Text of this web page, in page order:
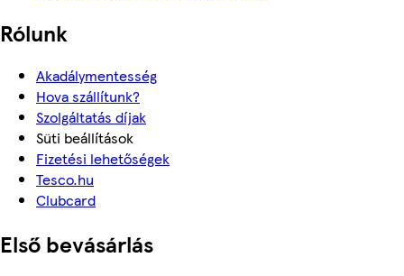
Rólunk
Akadálymentesség
Hova szállítunk?
Szolgáltatás díjak
Süti beállítások
Fizetési lehetőségek
Tesco.hu
Clubcard
Első bevásárlás